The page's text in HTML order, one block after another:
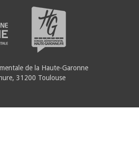
de la Haute-Garonne
31200 Toulouse